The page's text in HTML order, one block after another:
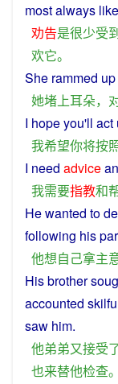
mostalways like
劝告是很少受
欢它。
She rammed up
她堵上耳朵，
I hopeyou'll act
我希望你将按
I need advice
我需要指教和
Hewanted to
following his
他想自己拿主
Hisbrother
accounted
saw him.
他弟弟又接受
也来替他检查。